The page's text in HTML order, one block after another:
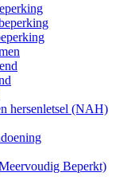
hersenletsel (NAH)
Beperkt)